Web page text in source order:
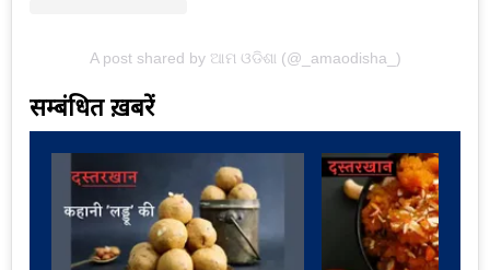
A post shared by ଆମ ଓଡିଶା (@_amaodisha_)
सम्बंधित ख़बरें